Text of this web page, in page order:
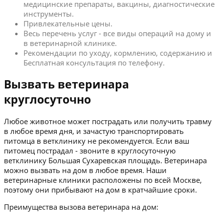
медицинские препараты, вакцины, диагностические
инструменты.
Привлекательные цены.
Весь перечень услуг - все виды операций на дому и
в ветеринарной клинике.
Рекомендации по уходу, кормлению, содержанию и
Бесплатная консультация по телефону.
Вызвать ветеринара
круглосуточно
Любое животное может пострадать или получить травму
в любое время дня, и зачастую транспортировать
питомца в ветклинику не рекомендуется. Если ваш
питомец пострадал - звоните в круглосуточную
ветклинику Большая Сухаревская площадь. Ветеринара
можно вызвать на дом в любое время. Наши
ветеринарные клиники расположены по всей Москве,
поэтому они прибывают на дом в кратчайшие сроки.
Преимущества вызова ветеринара на дом: